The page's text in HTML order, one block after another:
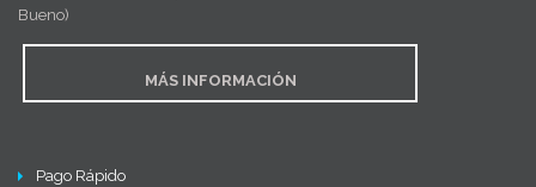
Bueno)
MÁS INFORMACIÓN
Pago Rápido